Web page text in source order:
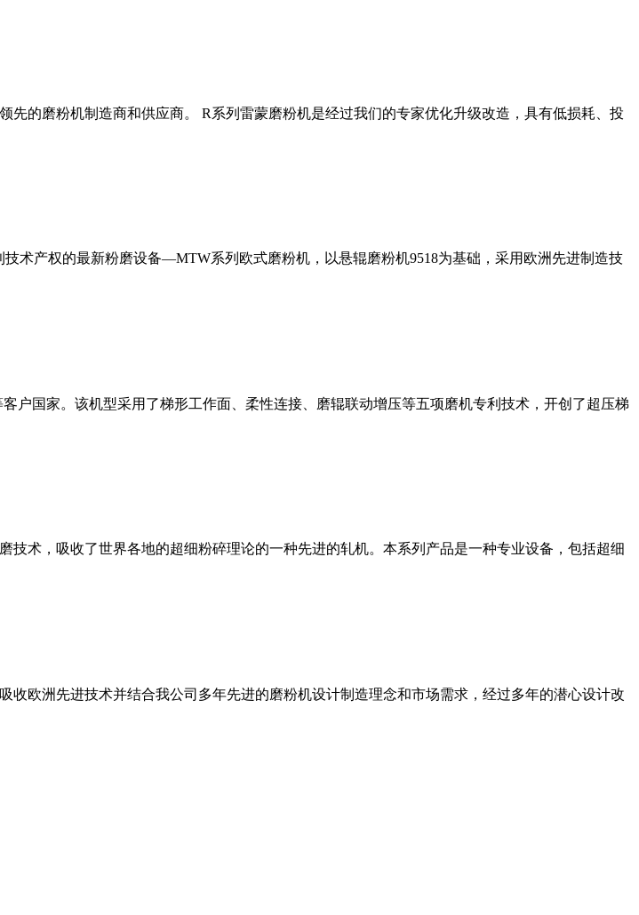
的磨粉机制造商和供应商。 R系列雷蒙磨粉机是经过我们的专家优化升级改造，具有低损耗、投
术产权的最新粉磨设备—MTW系列欧式磨粉机，以悬辊磨粉机9518为基础，采用欧洲先进制造技
户国家。该机型采用了梯形工作面、柔性连接、磨辊联动增压等五项磨机专利技术，开创了超压梯
术，吸收了世界各地的超细粉碎理论的一种先进的轧机。本系列产品是一种专业设备，包括超细
欧洲先进技术并结合我公司多年先进的磨粉机设计制造理念和市场需求，经过多年的潜心设计改